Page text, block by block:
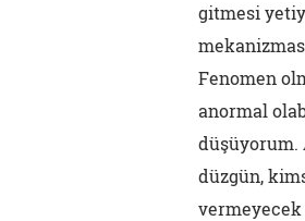
gitmesi
Fenomen
anormal
düşüyorum.
düzgün,